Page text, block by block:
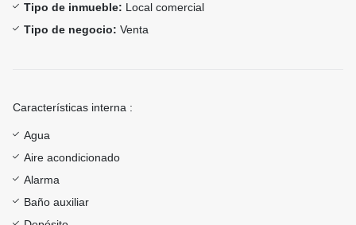
Tipo de inmueble: Local comercial
Tipo de negocio: Venta
Características interna :
Agua
Aire acondicionado
Alarma
Baño auxiliar